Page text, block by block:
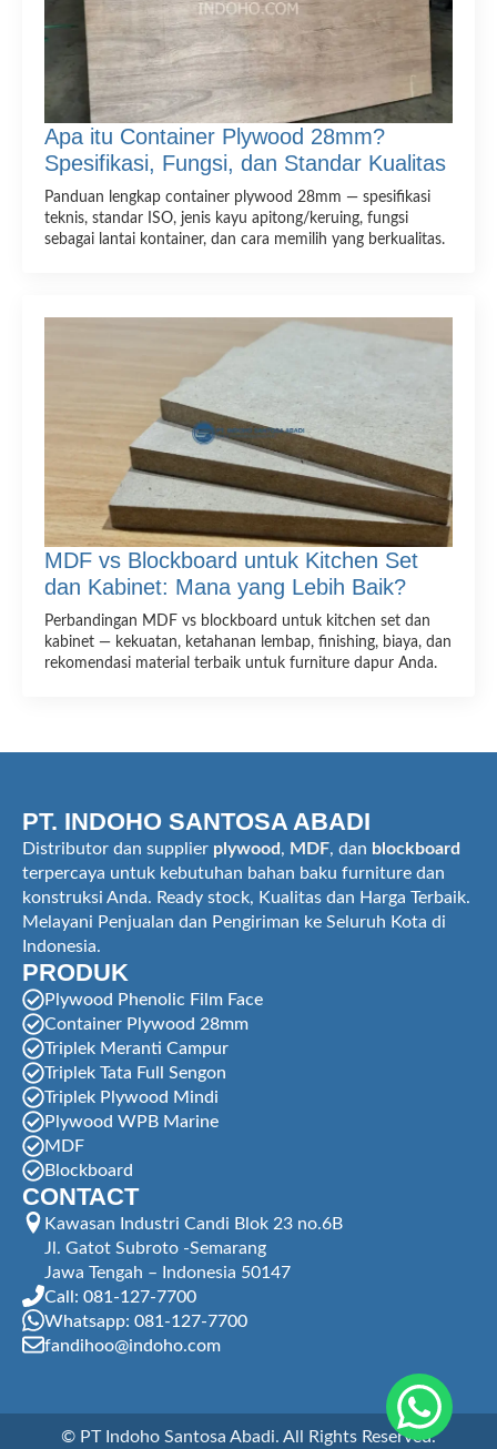
Apa itu Container Plywood 28mm?
Spesifikasi, Fungsi, dan Standar Kualitas
Panduan lengkap container plywood 28mm — spesifikasi
teknis, standar ISO, jenis kayu apitong/keruing, fungsi
sebagai lantai kontainer, dan cara memilih yang berkualitas.
MDF vs Blockboard untuk Kitchen Set
dan Kabinet: Mana yang Lebih Baik?
Perbandingan MDF vs blockboard untuk kitchen set dan
kabinet — kekuatan, ketahanan lembap, finishing, biaya, dan
rekomendasi material terbaik untuk furniture dapur Anda.
PT. INDOHO SANTOSA ABADI
Distributor dan supplier plywood, MDF, dan blockboard
terpercaya untuk kebutuhan bahan baku furniture dan
konstruksi Anda. Ready stock, Kualitas dan Harga Terbaik.
Melayani Penjualan dan Pengiriman ke Seluruh Kota di
Indonesia.
PRODUK
Plywood Phenolic Film Face
Container Plywood 28mm
Triplek Meranti Campur
Triplek Tata Full Sengon
Triplek Plywood Mindi
Plywood WPB Marine
MDF
Blockboard
CONTACT
Kawasan Industri Candi Blok 23 no.6B
Jl. Gatot Subroto -Semarang
Jawa Tengah – Indonesia 50147
Call: 081-127-7700
Whatsapp: 081-127-7700
fandihoo@indoho.com
© PT Indoho Santosa Abadi. All Rights Reserved.